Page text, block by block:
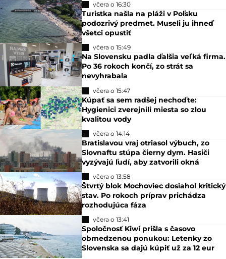
včera o 16:30
Turistka našla na pláži v Poľsku
podozrivý predmet. Museli ju ihneď
všetci opustiť
včera o 15:49
Na Slovensku padla ďalšia veľká firma.
Po 36 rokoch končí, zo strát sa
nevyhrabala
včera o 15:47
Kúpať sa sem radšej nechoďte:
Hygienici zverejnili miesta so zlou
kvalitou vody
včera o 14:14
Bratislavou vraj otriasol výbuch, zo
Slovnaftu stúpa čierny dym. Hasiči
vyzývajú ľudí, aby zatvorili okná
včera o 13:58
Štvrtý blok Mochoviec dosiahol kritický
stav. Po rokoch príprav prichádza
rozhodujúca fáza
včera o 13:41
Spoločnosť Kiwi prišla s časovo
obmedzenou ponukou: Letenky zo
Slovenska sa dajú kúpiť už za 12 eur